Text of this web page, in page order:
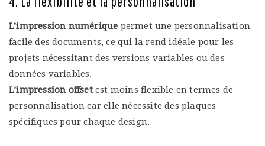
L’impression numérique permet une personnalisation
facile des documents, ce qui la rend idéale pour les
projets nécessitant des versions variables ou des
données variables.
L’impression offset est moins flexible en termes de
personnalisation car elle nécessite des plaques
spécifiques pour chaque design.